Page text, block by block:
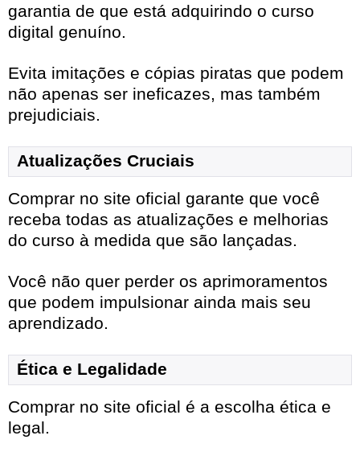
garantia de que está adquirindo o curso
digital genuíno.
Evita imitações e cópias piratas que podem
não apenas ser ineficazes, mas também
prejudiciais.
Atualizações Cruciais
Comprar no site oficial garante que você
receba todas as atualizações e melhorias
do curso à medida que são lançadas.
Você não quer perder os aprimoramentos
que podem impulsionar ainda mais seu
aprendizado.
Ética e Legalidade
Comprar no site oficial é a escolha ética e
legal.